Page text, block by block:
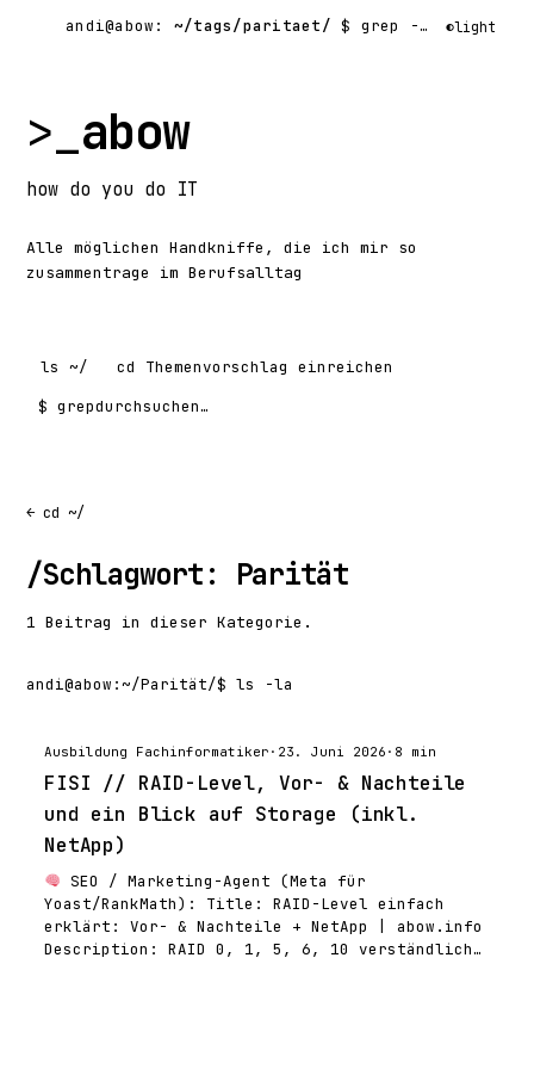
andi@abow: ~/tags/paritaet/ $ grep -rl ◐light
>_abow
how do you do IT
Alle möglichen Handkniffe, die ich mir so
zusammentrage im Berufsalltag
ls ~/ cd
Themenvorschlag einreichen
$ grep
Suchen nach:
← cd ~/
/Schlagwort: Parität
1 Beitrag in dieser Kategorie.
andi@abow :~/Parität/$ ls -la
Ausbildung Fachinformatiker · 23. Juni 2026 · 8 min
FISI // RAID-Level, Vor- & Nachteile
und ein Blick auf Storage (inkl.
NetApp)
SEO / Marketing-Agent (Meta für
Yoast/RankMath): Title: RAID-Level einfach
erklärt: Vor- & Nachteile + NetApp | abow.info
Description: RAID 0, 1, 5, 6, 10 verständlich…